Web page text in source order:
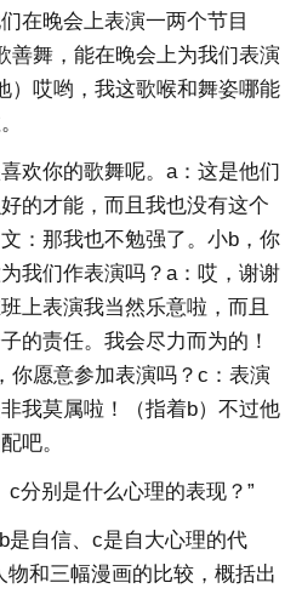
在晚会上表演一两个节目
善舞，能在晚会上为我们表演
）哎哟，我这歌喉和舞姿哪能
欢你的歌舞呢。a：这是他们
的才能，而且我也没有这个
：那我也不勉强了。小b，你
我们作表演吗？a：哎，谢谢
上表演我当然乐意啦，而且
的责任。我会尽力而为的！
你愿意参加表演吗？c：表演
我莫属啦！（指着b）不过他
吧。
c分别是什么心理的表现？”
是自信、c是自大心理的代
物和三幅漫画的比较，概括出